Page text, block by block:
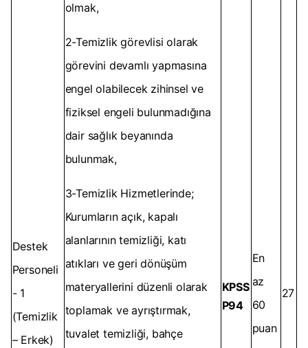
Destek
Personeli
- 1
(Temizlik
– Erkek)
olmak,
2-Temizlik görevlisi olarak
görevini devamlı yapmasına
engel olabilecek zihinsel ve
fiziksel engeli bulunmadığına
dair sağlık beyanında
bulunmak,
3-Temizlik Hizmetlerinde;
Kurumların açık, kapalı
alanlarının temizliği, katı
atıkları ve geri dönüşüm
materyallerini düzenli olarak
toplamak ve ayrıştırmak,
tuvalet temizliği, bahçe
KPSS
P94
En
az
60
puan
27